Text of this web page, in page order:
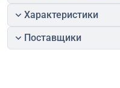
Характеристики
Поставщики